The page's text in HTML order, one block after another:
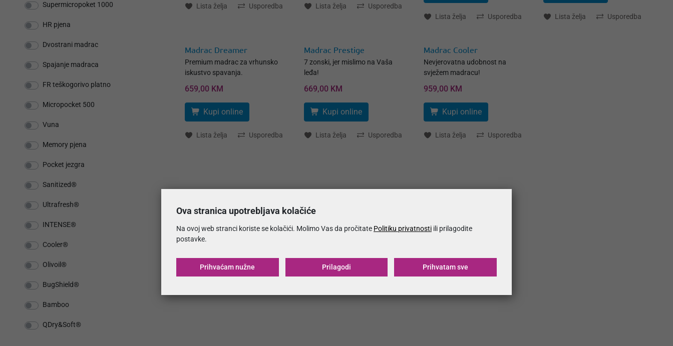
Supermicropoket 1000
HR pjena
Dvostrani madrac
Spajanje madraca
FR teškogorivo platno
Micropocket 500
Vuna
Memory pjena
Pocket jezgra
Sanitized®
Ultrafresh®
INTENSE®
Cooler®
Olivoil®
BugShield®
Bamboo
QDry&Soft®
Lista želja Usporedba Lista želja Usporedba
Lista želja Usporedba Lista želja Usporedba
Madrac Dreamer
Premium madrac za vrhunsko
iskustvo spavanja.
659,00 KM
Kupi online
Lista želja Usporedba
Madrac Prestige
7 zonski, jer mislimo na Vaša
leđa!
669,00 KM
Kupi online
Lista želja Usporedba
Madrac Cooler
Nevjerovatna udobnost na
svježem madracu!
959,00 KM
Kupi online
Lista želja Usporedba
Ova stranica upotrebljava kolačiće
Na ovoj web stranci koriste se kolačići. Molimo Vas da pročitate Politiku privatnosti ili prilagodite
postavke.
Prihvaćam nužne Prilagodi Prihvatam sve